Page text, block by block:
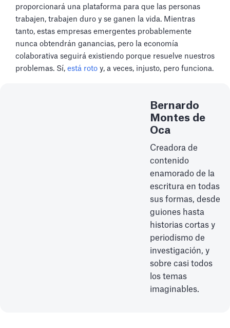
proporcionará una plataforma para que las personas
trabajen, trabajen duro y se ganen la vida. Mientras
tanto, estas empresas emergentes probablemente
nunca obtendrán ganancias, pero la economía
colaborativa seguirá existiendo porque resuelve nuestros
problemas. Sí, está roto y, a veces, injusto, pero funciona.
Bernardo
Montes de
Oca
Creadora de
contenido
enamorado de la
escritura en todas
sus formas, desde
guiones hasta
historias cortas y
periodismo de
investigación, y
sobre casi todos
los temas
imaginables.